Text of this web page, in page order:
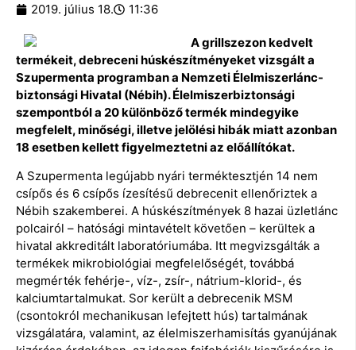
2019. július 18. 11:36
A grillszezon kedvelt
termékeit, debreceni húskészítményeket vizsgált a
Szupermenta programban a Nemzeti Élelmiszerlánc-
biztonsági Hivatal (Nébih). Élelmiszerbiztonsági
szempontból a 20 különböző termék mindegyike
megfelelt, minőségi, illetve jelölési hibák miatt azonban
18 esetben kellett figyelmeztetni az előállítókat.
A Szupermenta legújabb nyári terméktesztjén 14 nem
csípős és 6 csípős ízesítésű debrecenit ellenőriztek a
Nébih szakemberei. A húskészítmények 8 hazai üzletlánc
polcairól – hatósági mintavételt követően – kerültek a
hivatal akkreditált laboratóriumába. Itt megvizsgálták a
termékek mikrobiológiai megfelelőségét, továbbá
megmérték fehérje-, víz-, zsír-, nátrium-klorid-, és
kalciumtartalmukat. Sor került a debrecenik MSM
(csontokról mechanikusan lefejtett hús) tartalmának
vizsgálatára, valamint, az élelmiszerhamisítás gyanújának